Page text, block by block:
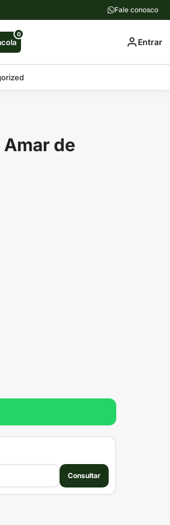
Fale conosco
0
Entrar
de
Consultar